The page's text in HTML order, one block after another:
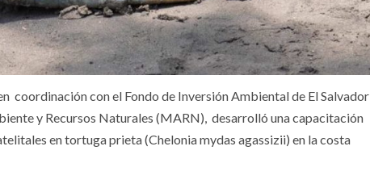
coordinación con el Fondo de Inversión Ambiental de El Salvador
y Recursos Naturales (MARN), desarrolló una capacitación
en tortuga prieta (Chelonia mydas agassizii) en la costa